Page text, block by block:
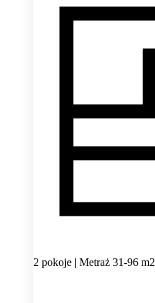
2 pokoje | Metraż 31-96 m2